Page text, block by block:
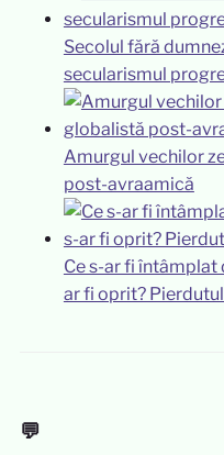
Secolul fără
secularismul
Amurgul vechilor
post-avraamică
Ce s-ar fi întâmplat
ar fi oprit?
💬